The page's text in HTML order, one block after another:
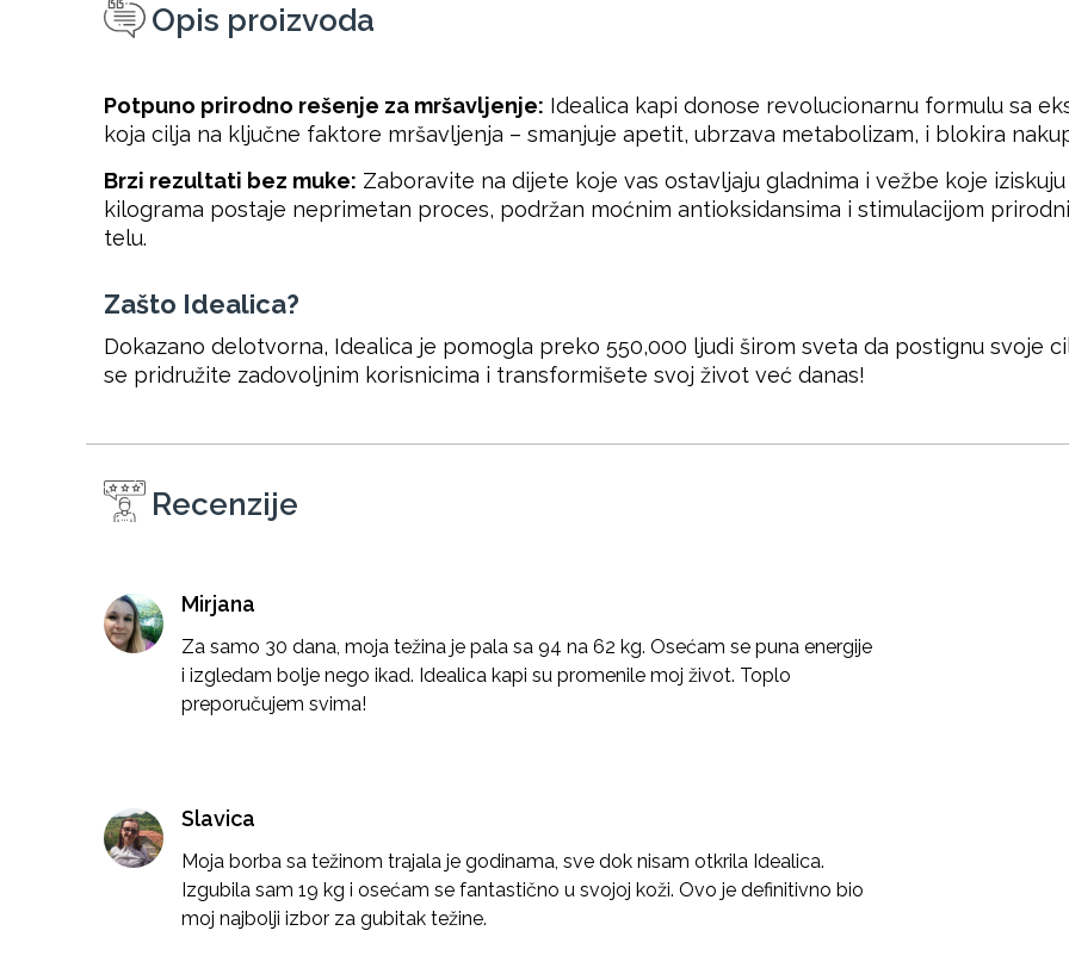
Opis proizvoda
Potpuno prirodno rešenje za mršavljenje: Idealica kapi donose revolucionarnu formulu sa
koja cilja na ključne faktore mršavljenja – smanjuje apetit, ubrzava metabolizam, i blokira
Brzi rezultati bez muke: Zaboravite na dijete koje vas ostavljaju gladnima i vežbe koje
kilograma postaje neprimetan proces, podržan moćnim antioksidansima i stimulacijom
telu.
Zašto Idealica?
Dokazano delotvorna, Idealica je pomogla preko 550,000 ljudi širom sveta da postignu svoje
se pridružite zadovoljnim korisnicima i transformišete svoj život već danas!
Recenzije
Mirjana
Za samo 30 dana, moja težina je pala sa 94 na 62 kg. Osećam se puna energije
i izgledam bolje nego ikad. Idealica kapi su promenile moj život. Toplo
preporučujem svima!
Slavica
Moja borba sa težinom trajala je godinama, sve dok nisam otkrila Idealica.
Izgubila sam 19 kg i osećam se fantastično u svojoj koži. Ovo je definitivno bio
moj najbolji izbor za gubitak težine.